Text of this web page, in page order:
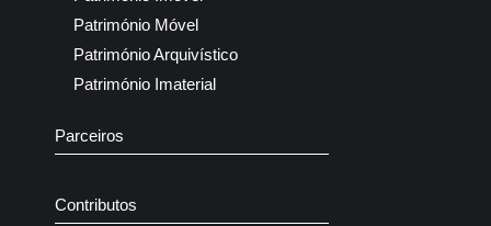
Património Móvel
Património Arquivístico
Património Imaterial
Parceiros
Contributos